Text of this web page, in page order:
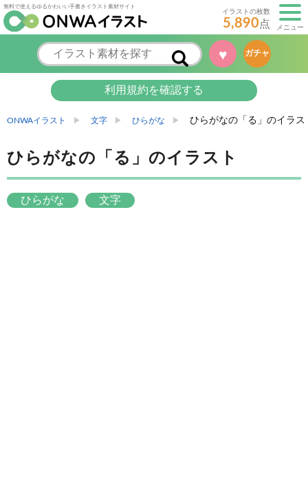
無料で使えるゆるかわいい手書きイラスト素材サイト
イラストの枚数
5,890点 メニュー
♥ ガチャ
利用規約を確認する
ONWAイラスト 文字 ひらがな ひらがなの「る」のイラス
ひらがなの「る」のイラスト
ひらがな 文字